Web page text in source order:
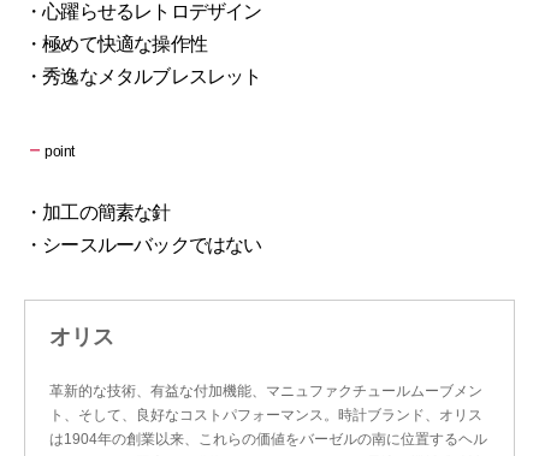
・心躍らせるレトロデザイン
・極めて快適な操作性
・秀逸なメタルブレスレット
－point
・加工の簡素な針
・シースルーバックではない
オリス
革新的な技術、有益な付加機能、マニュファクチュールムーブメン
ト、そして、良好なコストパフォーマンス。時計ブランド、オリス
は1904年の創業以来、これらの価値をバーゼルの南に位置するヘル